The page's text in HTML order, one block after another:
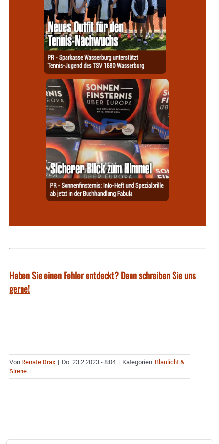
Haben Sie einen Fehler entdeckt? Dann schreiben Sie uns
gerne!
Von Renate Drax | Do. 23.2.2023 - 8:04 | Kategorien: Blaulicht &
Sirene |